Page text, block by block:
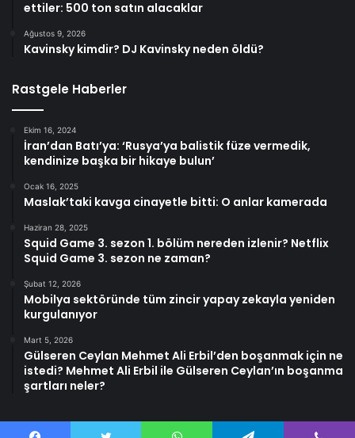
ettiler: 500 ton satın alacaklar
Ağustos 9, 2026
Kavinsky kimdir? DJ Kavinsky neden öldü?
Rastgele Haberler
Ekim 16, 2024
İran’dan Batı’ya: ‘Rusya’ya balistik füze vermedik,
kendinize başka bir hikaye bulun’
Ocak 16, 2025
Maslak’taki kavga cinayetle bitti: O anlar kamerada
Haziran 28, 2025
Squid Game 3. sezon 1. bölüm nereden izlenir? Netflix
Squid Game 3. sezon ne zaman?
Şubat 12, 2026
Mobilya sektöründe tüm zincir yapay zekayla yeniden
kurgulanıyor
Mart 5, 2026
Gülseren Ceylan Mehmet Ali Erbil’den boşanmak için ne
istedi? Mehmet Ali Erbil ile Gülseren Ceylan’ın boşanma
şartları neler?